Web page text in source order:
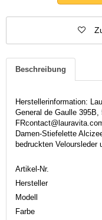
Beschreibung
Herstellerinformation:
General de Gaulle 395B,
Damen-Stiefelette
bedruckten Veloursleder
Artikel-Nr.
Hersteller
Modell
Farbe